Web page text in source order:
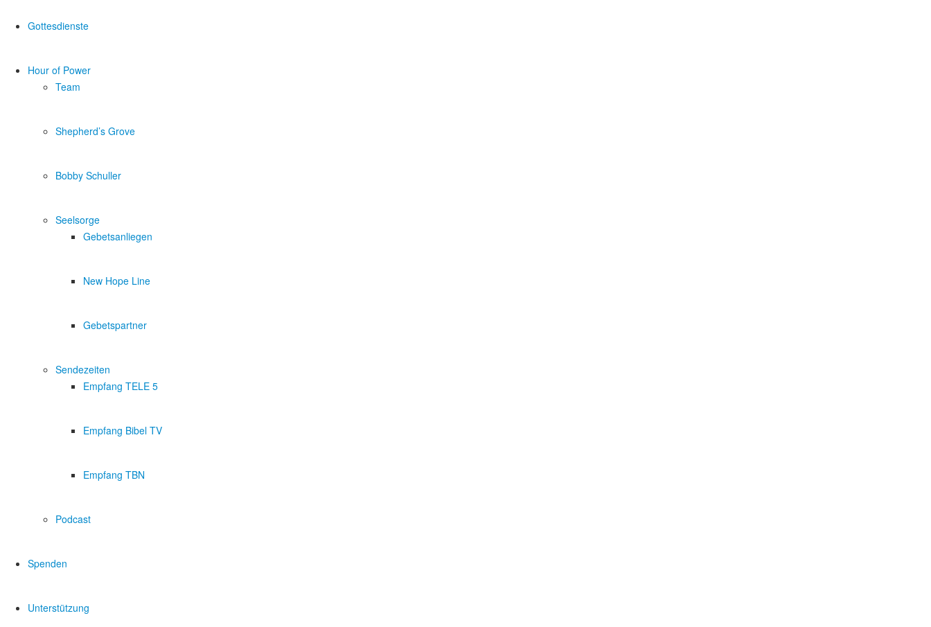
Gottesdienste
Hour of Power
Team
Shepherd’s Grove
Bobby Schuller
Seelsorge
Gebetsanliegen
New Hope Line
Gebetspartner
Sendezeiten
Empfang TELE 5
Empfang Bibel TV
Empfang TBN
Podcast
Spenden
Unterstützung